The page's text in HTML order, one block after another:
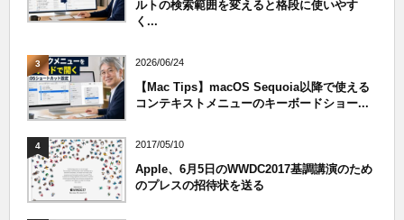
ルトの検索範囲を変えると格段に使いやす
く...
3 2026/06/24
【Mac Tips】macOS Sequoia以降で使える
コンテキストメニューのキーボードショー...
4 2017/05/10
Apple、6月5日のWWDC2017基調講演のため
のプレスの招待状を送る